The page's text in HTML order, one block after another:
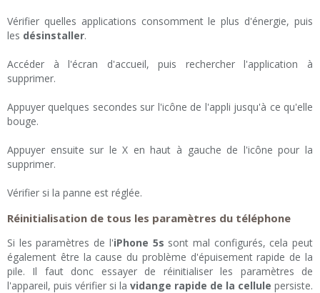
Vérifier quelles applications consomment le plus d'énergie, puis
les désinstaller.
Accéder à l'écran d'accueil, puis rechercher l'application à
supprimer.
Appuyer quelques secondes sur l'icône de l'appli jusqu'à ce qu'elle
bouge.
Appuyer ensuite sur le X en haut à gauche de l'icône pour la
supprimer.
Vérifier si la panne est réglée.
Réinitialisation de tous les paramètres du téléphone
Si les paramètres de l'iPhone 5s sont mal configurés, cela peut
également être la cause du problème d'épuisement rapide de la
pile. Il faut donc essayer de réinitialiser les paramètres de
l'appareil, puis vérifier si la vidange rapide de la cellule persiste.